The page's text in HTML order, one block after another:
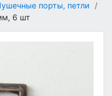
порты, петли /
6 шт